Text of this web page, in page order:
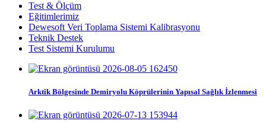
Test & Ölçüm
Eğitimlerimiz
Dewesoft Veri Toplama Sistemi Kalibrasyonu
Teknik Destek
Test Sistemi Kurulumu
Arktik Bölgesinde Demiryolu Köprülerinin Yapısal Sağlık İzlenmesi